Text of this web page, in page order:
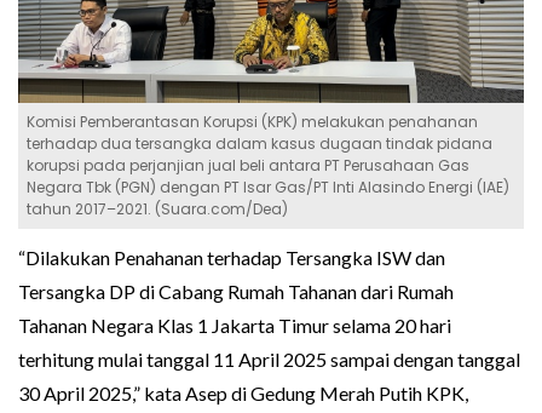
Komisi Pemberantasan Korupsi (KPK) melakukan penahanan
terhadap dua tersangka dalam kasus dugaan tindak pidana
korupsi pada perjanjian jual beli antara PT Perusahaan Gas
Negara Tbk (PGN) dengan PT Isar Gas/PT Inti Alasindo Energi (IAE)
tahun 2017–2021. (Suara.com/Dea)
“Dilakukan Penahanan terhadap Tersangka ISW dan
Tersangka DP di Cabang Rumah Tahanan dari Rumah
Tahanan Negara Klas 1 Jakarta Timur selama 20 hari
terhitung mulai tanggal 11 April 2025 sampai dengan tanggal
30 April 2025,” kata Asep di Gedung Merah Putih KPK,